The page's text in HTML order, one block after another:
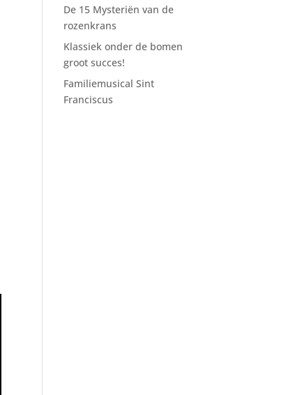
De 15 Mysteriën van de
rozenkrans
Klassiek onder de bomen
groot succes!
Familiemusical Sint
Franciscus